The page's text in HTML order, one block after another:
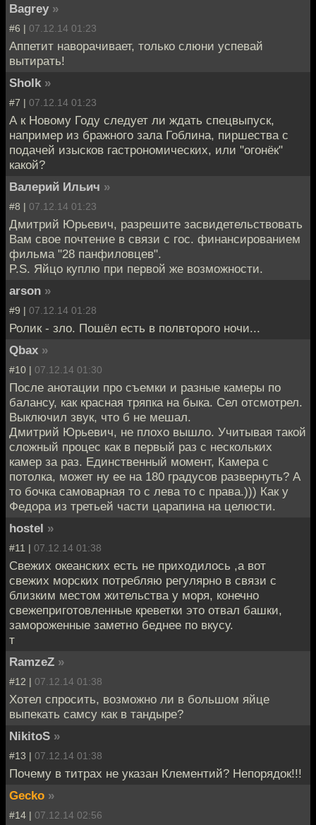
Bagrey »
#6 | 07.12.14 01:23
Аппетит наворачивает, только слюни успевай
вытирать!
Sholk »
#7 | 07.12.14 01:23
А к Новому Году следует ли ждать спецвыпуск,
например из бражного зала Гоблина, пиршества с
подачей изысков гастрономических, или "огонёк"
какой?
Валерий Ильич »
#8 | 07.12.14 01:23
Дмитрий Юрьевич, разрешите засвидетельствовать
Вам свое почтение в связи с гос. финансированием
фильма "28 панфиловцев".
P.S. Яйцо куплю при первой же возможности.
arson »
#9 | 07.12.14 01:28
Ролик - зло. Пошёл есть в полвторого ночи...
Qbax »
#10 | 07.12.14 01:30
После анотации про съемки и разные камеры по
балансу, как красная тряпка на быка. Сел отсмотрел.
Выключил звук, что б не мешал.
Дмитрий Юрьевич, не плохо вышло. Учитывая такой
сложный процес как в первый раз с нескольких
камер за раз. Единственный момент, Камера с
потолка, может ну ее на 180 градусов развернуть? А
то бочка самоварная то с лева то с права.))) Как у
Федора из третьей части царапина на целюсти.
hostel »
#11 | 07.12.14 01:38
Свежих океанских есть не приходилось ,а вот
свежих морских потребляю регулярно в связи с
близким местом жительства у моря, конечно
свежеприготовленные креветки это отвал башки,
замороженные заметно беднее по вкусу.
т
RamzeZ »
#12 | 07.12.14 01:38
Хотел спросить, возможно ли в большом яйце
выпекать самсу как в тандыре?
NikitoS »
#13 | 07.12.14 01:38
Почему в титрах не указан Клементий? Непорядок!!!
Gecko »
#14 | 07.12.14 02:56